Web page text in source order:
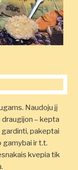
Naudoju jį
draugijon – kepta
pakeptai
ir t.t.
kvepia tik